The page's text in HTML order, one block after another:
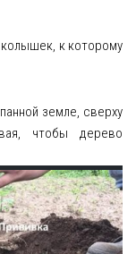
к которому
земле, сверху
чтобы дерево